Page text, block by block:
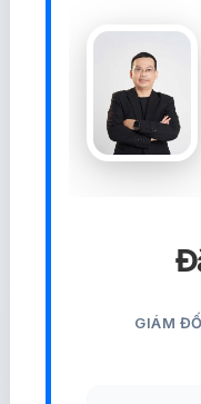
GIÁM